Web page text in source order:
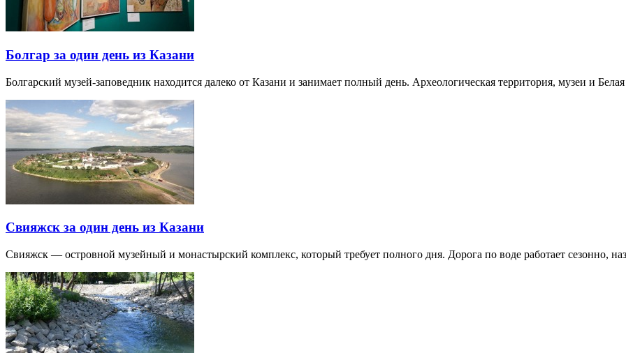
Болгар за один день из Казани
Болгарский музей-заповедник находится далеко от Казани и занимает полный день. Археологическая территория, музеи и
Свияжск за один день из Казани
Свияжск — островной музейный и монастырский комплекс, который требует полного дня. Дорога по воде работает сезонно,